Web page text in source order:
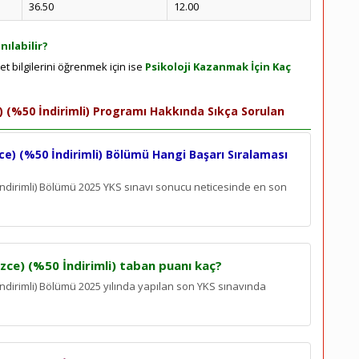
36.50 12.00
bilgilerini öğrenmek için ise Psikoloji Kazanmak İçin Kaç
İndirimli) Programı Hakkında Sıkça Sorulan
(%50 İndirimli) Bölümü Hangi Başarı Sıralaması
Bölümü 2025 YKS sınavı sonucu neticesinde en son
(%50 İndirimli) taban puanı kaç?
Bölümü 2025 yılında yapılan son YKS sınavında